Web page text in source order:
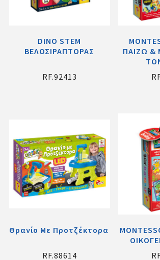
DINO STEM
ΒΕΛΟΣΙΡΑΠΤΟΡΑΣ
RF.92413
ΠΑΙΖΩ
Θρανίο Με Προτζέκτορα Led
RF.88614